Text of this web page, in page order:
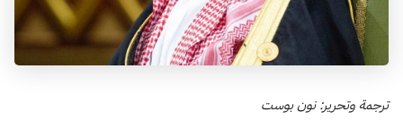
ترجمة وتحرير: نون بوست